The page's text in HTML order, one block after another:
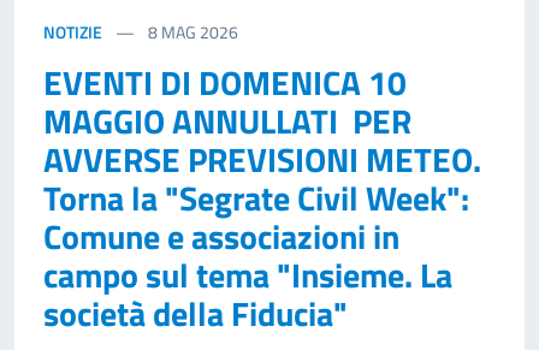
NOTIZIE 8MAG 2026
EVENTI DI DOMENICA 10
MAGGIO ANNULLATI PER
AVVERSE PREVISIONI METEO.
Torna la "Segrate Civil Week":
Comune e associazioni in
campo sul tema "Insieme. La
società della Fiducia"